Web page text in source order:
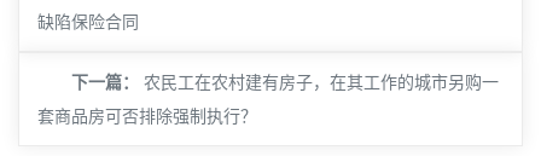
缺陷保险合同
下一篇：
农民工在农村建有房子，在其工作的城市另购一
套商品房可否排除强制执行？